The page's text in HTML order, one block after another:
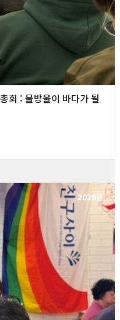
회 : 물방울이 바다가 될
2026년